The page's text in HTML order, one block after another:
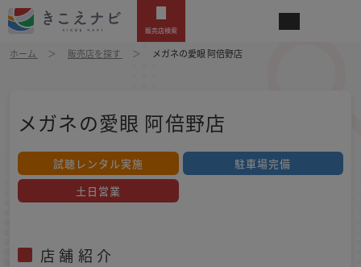
販売店検索
ホーム 販売店を探す メガネの愛眼 阿倍野店
メガネの愛眼 阿倍野店
試聴レンタル実施
駐車場完備
土日営業
店舗紹介